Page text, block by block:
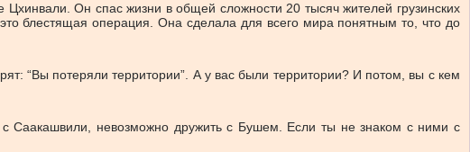
Он спас жизни в общей сложности 20 тысяч жителей грузинских
блестящая операция. Она сделала для всего мира понятным то, что до
“Вы потеряли территории”. А у вас были территории? И потом, вы с кем
Саакашвили, невозможно дружить с Бушем. Если ты не знаком с ними с